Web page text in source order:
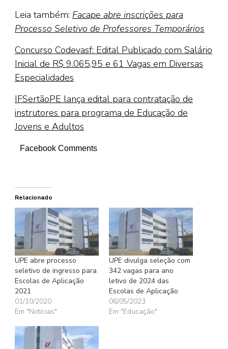
Leia também: Facape abre inscrições para
Processo Seletivo de Professores Temporários
Concurso Codevasf: Edital Publicado com Salário
Inicial de R$ 9.065,95 e 61 Vagas em Diversas
Especialidades
IFSertãoPE lança edital para contratação de
instrutores para programa de Educação de
Jovens e Adultos
Facebook Comments
Relacionado
UPE abre processo
seletivo de ingresso para
Escolas de Aplicação
2021
01/10/2020
Em "Notícias"
UPE divulga seleção com
342 vagas para ano
letivo de 2024 das
Escolas de Aplicação
06/05/2023
Em "Educação"